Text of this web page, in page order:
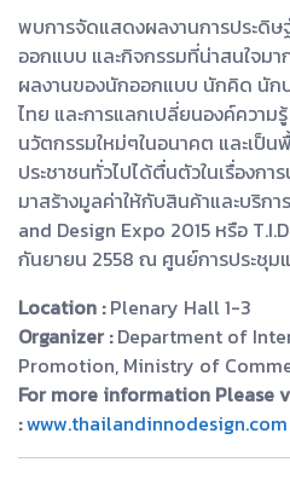
พบการจัดแสดงผลงานการประดิ
ออกแบบ และกิจกรรมที่น่าสนใจม
ผลงานของนักออกแบบ นักคิด นัก
ไทย และการแลกเปลี่ยนองค์ความ
นวัตกรรมใหม่ๆในอนาคต และเป็น
ประชาชนทั่วไปได้ตื่นตัวในเรื่องก
มาสร้างมูลค่าให้กับสินค้าและบริก
and Design Expo 2015 หรือ
กันยายน 2558 ณ ศูนย์การประชุม
Location : Plenary Hall 1-3
Organizer :Department of
Promotion, Ministry of
For more information Please
:www.thailandinnodesign.com